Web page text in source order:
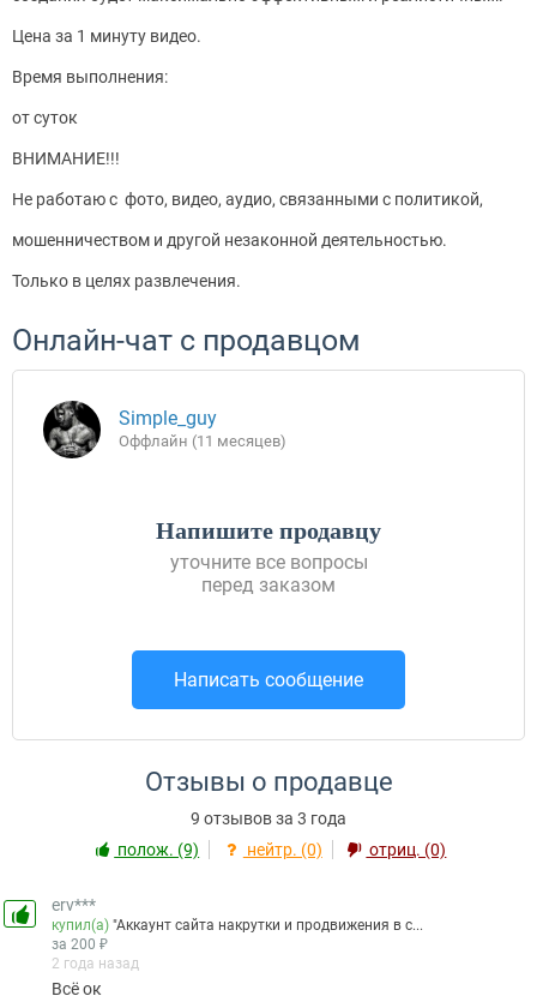
Цена за 1 минуту видео.
Время выполнения:
от суток
ВНИМАНИЕ!!!
Не работаю с фото, видео, аудио, связанными с политикой,
мошенничеством и другой незаконной деятельностью.
Только в целях развлечения.
Онлайн-чат с продавцом
Simple_guy
Оффлайн (11 месяцев)
Напишите продавцу
уточните все вопросы
перед заказом
Написать сообщение
Отзывы о продавце
9 отзывов за 3 года
полож. (9)
нейтр. (0) отриц. (0)
erv***
купил(а)"Аккаунт сайта накрутки и продвижения в с...
за 200 ₽
2 года назад
Всё ок